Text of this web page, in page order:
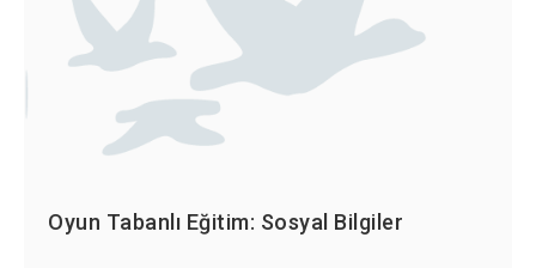
Oyun Tabanlı Eğitim: Sosyal Bilgiler